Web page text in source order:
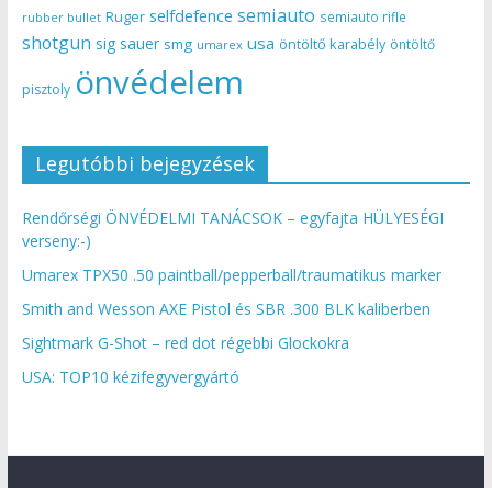
rubber bullet Ruger selfdefence semiauto semiauto rifle
shotgun sig sauer smg umarex usa öntöltő karabély öntöltő
pisztoly önvédelem
Legutóbbi bejegyzések
Rendőrségi ÖNVÉDELMI TANÁCSOK – egyfajta HÜLYESÉGI
verseny:-)
Umarex TPX50 .50 paintball/pepperball/traumatikus marker
Smith and Wesson AXE Pistol és SBR .300 BLK kaliberben
Sightmark G-Shot – red dot régebbi Glockokra
USA: TOP10 kézifegyvergyártó